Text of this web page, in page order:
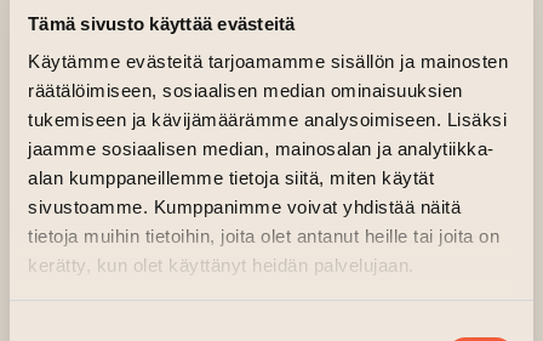
Tämä sivusto käyttää evästeitä
Käytämme evästeitä tarjoamamme sisällön ja mainosten
räätälöimiseen, sosiaalisen median ominaisuuksien
tukemiseen ja kävijämäärämme analysoimiseen. Lisäksi
jaamme sosiaalisen median, mainosalan ja analytiikka-
alan kumppaneillemme tietoja siitä, miten käytät
sivustoamme. Kumppanimme voivat yhdistää näitä
tietoja muihin tietoihin, joita olet antanut heille tai joita on
kerätty, kun olet käyttänyt heidän palvelujaan.
ammattilaisen helpot kikat, nauramaan ja
nauttimaan elävästä ruuasta!
Liput 85 € / henkilö
Kurssin aikana tarjolla on vegaanisia viinejä,
lähisiideriä sekä Laitilan
Wirvoitusjuomatehtaan oluita ja limonadeja.
Keittiömestari Jenni Kevo on viimeiset
kymmenen vuotta työskennellyt kasvis- ja